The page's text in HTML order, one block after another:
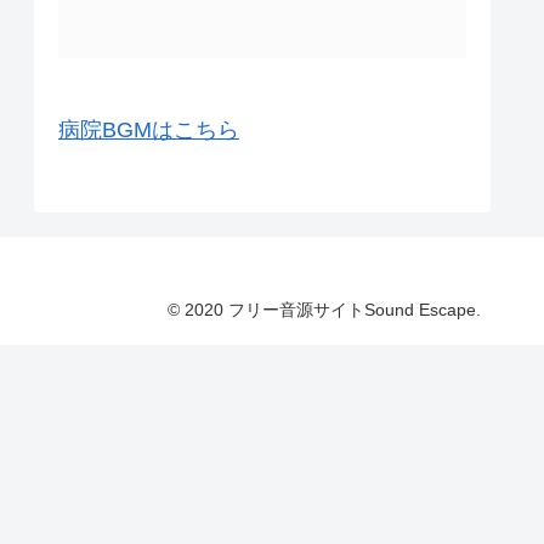
病院BGMはこちら
© 2020 フリー音源サイトSound Escape.